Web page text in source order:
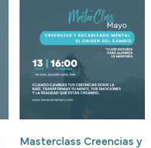
Masterclass Creencias y